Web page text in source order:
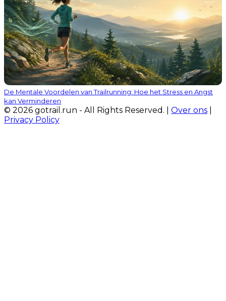
De Mentale Voordelen van Trailrunning: Hoe het Stress en Angst
kan Verminderen
© 2026 gotrail.run - All Rights Reserved. | Over ons
Privacy Policy